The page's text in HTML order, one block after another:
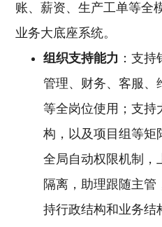
账、薪资、生产工单等全
业务大底座系统。
组织支持能力 ：支
管理、财务、客服、
等全岗位使用；支持
构，以及项目组等矩
全局自动权限机制，
隔离，助理跟随主
持行政结构和业务结